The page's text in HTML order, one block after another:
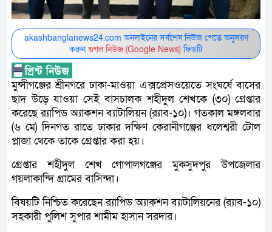
akashbanglanews24.com অনলাইনের সর্বশেষ নিউজ পেতে অনুসরণ
করুনগুগল নিউজ (Google News)ফিডটি
মুন্সীগঞ্জের শ্রীনগরে ঢাকা-মাওয়া এক্সপ্রেসওয়েতে সংঘর্ষে বাসের
ছাদ উড়ে যাওয়া সেই বাসচালক শহীদুল শেখকে (৩০) গ্রেপ্তার
করেছে র‌্যাপিড অ্যাকশন ব্যাটালিয়ন (র‌্যাব-১০)। গতকাল মঙ্গলবার
(৬ মে) দিনগত রাতে ঢাকার দক্ষিণ কেরানীগঞ্জের ধলেশ্বরী টোল
প্লাজা থেকে তাকে গ্রেপ্তার করা হয়।
গ্রেপ্তার শহীদুল শেখ গোপালগঞ্জের মুকসুদপুর উপজেলার
গয়লাকান্দি গ্রামের বাসিন্দা।
বিষয়টি নিশ্চিত করেছেন র‌্যাপিড অ্যাকশন ব্যাটালিয়নের (র‌্যাব-১০)
সহকারী পুলিশ সুপার শামীম হাসান সরদার।